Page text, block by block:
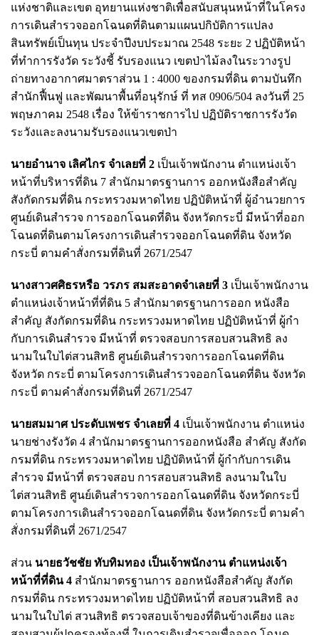
แห่งชาติและเขต อุทยานแห่งชาติเพื่อสนับสนุนหน้าที่ในโครง
การเดินสํารวจออกโฉนดที่ดินตามแผนปกิบัติการแปลง
สินทรัพย์เป็นทุน ประจําปีงบประมาณ 2548 ระยะ 2 ปฏิบัติหน้า
ที่ทําการรังวัด ระวังชี้ รับรองแนว เขตป่าไม้ลงในระวางรูป
ถ่ายทางอากาศมาตราส่วน 1 : 4000 ของกรมที่ดิน ตามบันทึก
สํานักฟื้นฟู และพัฒนาพื้นที่อนุรักษ์ ที่ ทส 0906/504 ลงวันที่ 25
พฤษภาคม 2548 เรื่อง ให้ข้าราชการไป ปฏิบัติราชการรังวัด
ระวังและลงนามรับรองแนวเขตป่า
นายอำนาจ เลิศไกร จําเลยที่ 2 เป็นเจ้าพนักงาน ตําแหน่งเจ้า
หน้าที่บริหารที่ดิน 7 สํานักมาตรฐานการ ออกหนังสือสําคัญ
สังกัดกรมที่ดิน กระทรวงมหาดไทย ปฏิบัติหน้าที่ ผู้อํานวยการ
ศูนย์เดินสํารวจ การออกโฉนดที่ดิน จังหวัดกระบี่ มีหน้าที่ออก
โฉนดที่ดินตามโครงการเดินสํารวจออกโฉนดที่ดิน จังหวัด
กระบี่ ตามคําสั่งกรมที่ดินที่ 2671/2547
นางสาวศศิธรหรือ วรภร สมสะอาดจําเลยที่ 3 เป็นเจ้าพนักงาน
ตําแหน่งเจ้าหน้าที่ที่ดิน 5 สํานักมาตรฐานการออก หนังสือ
สําคัญ สังกัดกรมที่ดิน กระทรวงมหาดไทย ปฏิบัติหน้าที่ ผู้กํา
กับการเดินสํารวจ มีหน้าที่ ตรวจสอบการสอบสวนสิทธิ ลง
นามในใบไต่สวนสิทธิ ศูนย์เดินสํารวจการออกโฉนดที่ดิน
จังหวัด กระบี่ ตามโครงการเดินสํารวจออกโฉนดที่ดิน จังหวัด
กระบี่ ตามคําสั่งกรมที่ดินที่ 2671/2547
นายสมมาศ ประดับเพชร จําเลยที่ 4 เป็นเจ้าพนักงาน ตําแหน่ง
นายช่างรังวัด 4 สํานักมาตรฐานการออกหนังสือ สําคัญ สังกัด
กรมที่ดิน กระทรวงมหาดไทย ปฏิบัติหน้าที่ ผู้กํากับการเดิน
สํารวจ มีหน้าที่ ตรวจสอบ การสอบสวนสิทธิ ลงนามในใบ
ไต่สวนสิทธิ ศูนย์เดินสํารวจการออกโฉนดที่ดิน จังหวัดกระบี่
ตามโครงการเดินสํารวจออกโฉนดที่ดิน จังหวัดกระบี่ ตามคํา
สั่งกรมที่ดินที่ 2671/2547
ส่วน นายธวัชชัย ทับทิมทอง เป็นเจ้าพนักงาน ตําแหน่งเจ้า
หน้าที่ที่ดิน 4 สํานักมาตรฐานการ ออกหนังสือสําคัญ สังกัด
กรมที่ดิน กระทรวงมหาดไทย ปฏิบัติหน้าที่ สอบสวนสิทธิ ลง
นามในใบไต่ สวนสิทธิ ตรวจสอบเจ้าของที่ดินข้างเคียง และ